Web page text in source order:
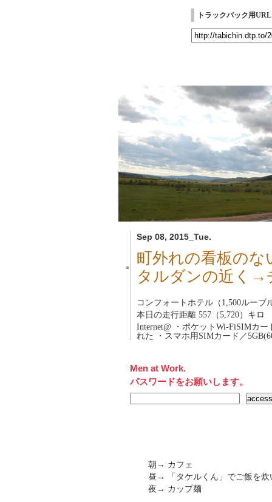
トラックバック用URL
Sep 08, 2015_Tue.
■
町外れの看板の
タルダンの近く→
コンフォートホテル（1,500ルーブ
本日の走行距離 557（5,720）キロ
Internet@ ・ポケットWi-FiSIMカー
れた ・スマホ用SIMカード／
Men at Work.
パスワードをお願いします。
朝→ カフェ
昼→ 「タケルくん」でご飯を炊
夜→ カップ麺